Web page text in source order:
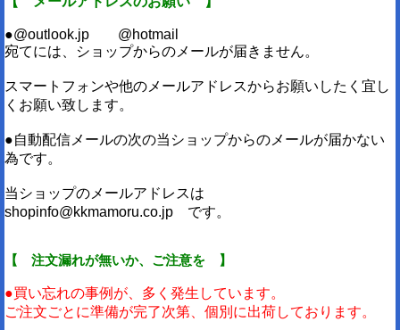
●@outlook.jp @hotmail
宛てには、ショップからのメールが届きません。
スマートフォンや他のメールアドレスからお願いしたく宜し
くお願い致します。
●自動配信メールの次の当ショップからのメールが届かない
為です。
当ショップのメールアドレスは
shopinfo@kkmamoru.co.jp です。
【 注文漏れが無いか、ご注意を 】
●買い忘れの事例が、多く発生しています。
ご注文ごとに準備が完了次第、個別に出荷しております。